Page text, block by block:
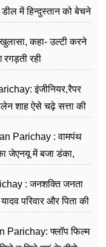
में हिन्दुस्तान को बेचने
कहा- उल्टी करने
रही
इंजीनियर,रैपर
शाह ऐसे चढ़े सत्ता की
Parichay : वामपंथ
जेएनयू में बजा डंका,
: जनशक्ति जनता
परिवार और पिता की
फ्लॉप फिल्म